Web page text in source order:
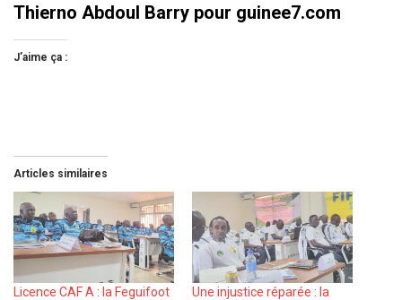
Thierno Abdoul Barry pour guinee7.com
J’aime ça :
Articles similaires
Licence CAF A : la Feguifoot
Une injustice réparée : la